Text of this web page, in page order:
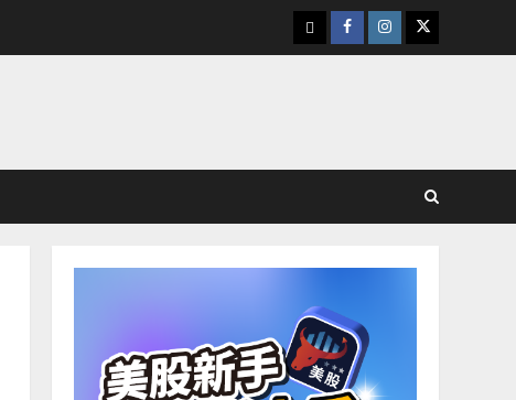
下
載
Facebook
Instagram
Twitter